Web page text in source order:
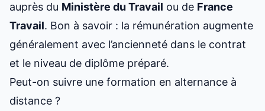
auprès du Ministère du Travail ou de France
Travail. Bon à savoir : la rémunération augmente
généralement avec l’ancienneté dans le contrat
et le niveau de diplôme préparé.
Peut-on suivre une formation en alternance à
distance ?